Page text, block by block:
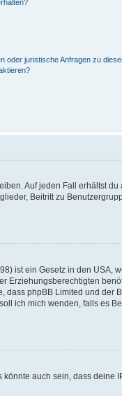
oder juristische Anfragen zu
Auf jeden Fall erhältst du
Beitritt zu
ist ein Gesetz in den USA,
Erziehungsberechtigten
dass phpBB Limited und der
ich mich wenden, falls es
auch sein, dass deine